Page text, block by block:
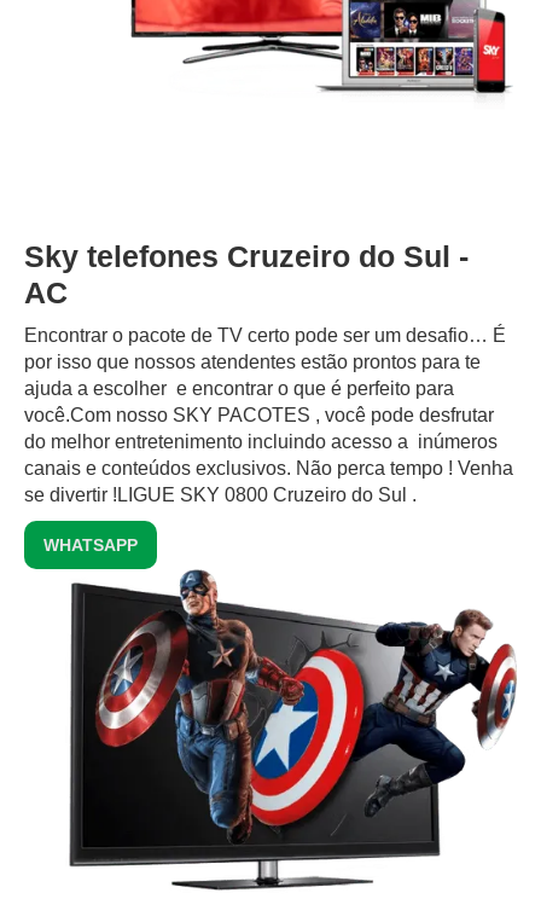
Sky telefones Cruzeiro do Sul -
AC
Encontrar o pacote de TV certo pode ser um desafio… É
por isso que nossos atendentes estão prontos para te
ajuda a escolher e encontrar o que é perfeito para
você.Com nosso SKY PACOTES , você pode desfrutar
do melhor entretenimento incluindo acesso a inúmeros
canais e conteúdos exclusivos.‍ Não perca tempo ! Venha
se divertir !LIGUE SKY 0800 Cruzeiro do Sul .
WHATSAPP